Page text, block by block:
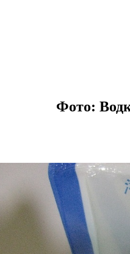
Фото: